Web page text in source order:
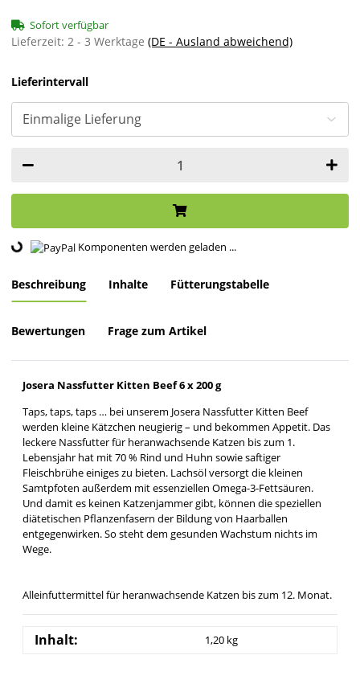
Sofort verfügbar
Lieferzeit: 2 - 3 Werktage (DE - Ausland abweichend)
Lieferintervall
Loading... Komponenten werden geladen ...
Beschreibung Inhalte Fütterungstabelle
Bewertungen Frage zum Artikel
Josera Nassfutter Kitten Beef 6 x 200 g
Taps, taps, taps … bei unserem Josera Nassfutter Kitten Beef
werden kleine Kätzchen neugierig – und bekommen Appetit. Das
leckere Nassfutter für heranwachsende Katzen bis zum 1.
Lebensjahr hat mit 70 % Rind und Huhn sowie saftiger
Fleischbrühe einiges zu bieten. Lachsöl versorgt die kleinen
Samtpfoten außerdem mit essenziellen Omega-3-Fettsäuren.
Und damit es keinen Katzenjammer gibt, können die speziellen
diätetischen Pflanzenfasern der Bildung von Haarballen
entgegenwirken. So steht dem gesunden Wachstum nichts im
Wege.
Alleinfuttermittel für heranwachsende Katzen bis zum 12. Monat.
Inhalt: 1,20 kg